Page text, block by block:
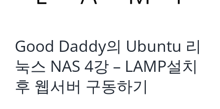
Good Daddy의 Ubuntu 리
눅스 NAS 4강 – LAMP설치
후 웹서버 구동하기